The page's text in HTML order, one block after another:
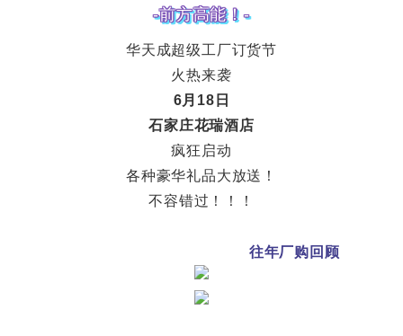
-前方高能！-
华天成超级工厂订货节
火热来袭
6月18日
石家庄花瑞酒店
疯狂启动
各种豪华礼品大放送！
不容错过！！！
往年厂购回顾